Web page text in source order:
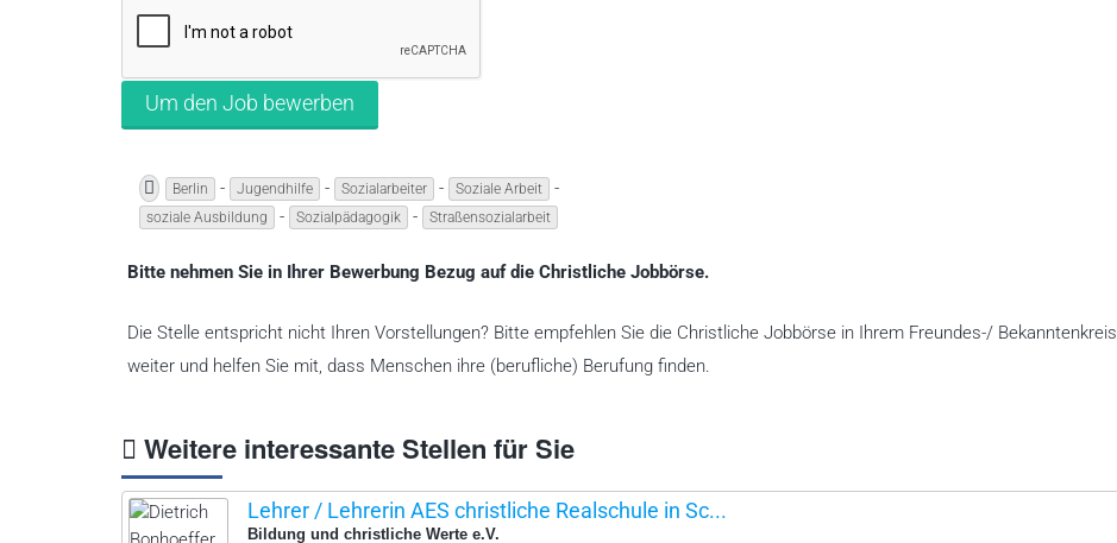
Berlin - Jugendhilfe - Sozialarbeiter - Soziale Arbeit -
soziale Ausbildung - Sozialpädagogik - Straßensozialarbeit
Bitte nehmen Sie in Ihrer Bewerbung Bezug auf die Christliche Jobbörse.
Die Stelle entspricht nicht Ihren Vorstellungen? Bitte empfehlen Sie die Christliche Jobbörse in Ihrem Freundes-/ Bekanntenkreis
weiter und helfen Sie mit, dass Menschen ihre (berufliche) Berufung finden.
Weitere interessante Stellen für Sie
Lehrer / Lehrerin AES christliche Realschule in Sc...
Bildung und christliche Werte e.V.